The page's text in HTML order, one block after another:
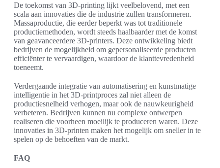
De toekomst van 3D-printing lijkt veelbelovend, met een
scala aan innovaties die de industrie zullen transformeren.
Massaproductie, die eerder beperkt was tot traditionele
productiemethoden, wordt steeds haalbaarder met de komst
van geavanceerdere 3D-printers. Deze ontwikkeling biedt
bedrijven de mogelijkheid om gepersonaliseerde producten
efficiënter te vervaardigen, waardoor de klanttevredenheid
toeneemt.
Verdergaande integratie van automatisering en kunstmatige
intelligentie in het 3D-printproces zal niet alleen de
productiesnelheid verhogen, maar ook de nauwkeurigheid
verbeteren. Bedrijven kunnen nu complexe ontwerpen
realiseren die voorheen moeilijk te produceren waren. Deze
innovaties in 3D-printen maken het mogelijk om sneller in te
spelen op de behoeften van de markt.
FAQ